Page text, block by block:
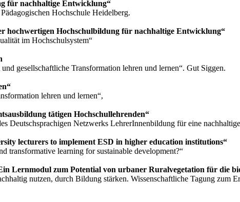
für nachhaltige Entwicklung“
Hochschule Heidelberg.
hochwertigen Hochschulbildung für nachhaltige Entwicklung“
im Hochschulsystem“
gesellschaftliche Transformation lehren und lernen“. Gut Siggen.
lehren und lernen“,
tätigen Hochschullehrenden“
Deutschsprachigen Netzwerks LehrerInnenbildung für eine
lecturers to implement ESD in higher education institutions“
transformative learning for sustainable development?“
Lernmodul zum Potential von urbaner Ruralvegetation für die
nutzen, durch Bildung stärken. Wissenschaftliche Tagung zum